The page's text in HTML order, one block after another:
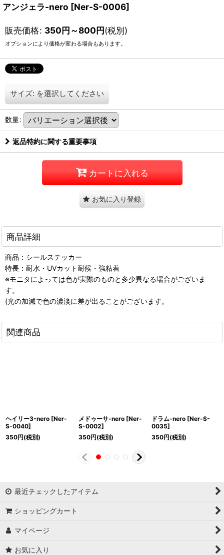
アンジェラ-nero [Ner-S-0006]
販売価格: 350円～800円(税別)
オプションにより価格が変わる場合もあります。
サイズ: を選択してください
数量:
返品特約に関する重要事項
カートに入れる
お気に入り登録
商品詳細
商品：シールステッカー
特長：耐水・UVカット耐候・強粘着
※モニタによっては色が実際のものと多少異なる場合がございま
す。
(光の加減で色の濃淡に差が出ることがございます。
関連商品
ヘイリー3-nero [Ner-
S-0040]
350円(税別)
メドゥーサ-nero [Ner-
S-0002]
350円(税別)
ドラム-nero [Ner-S-
0035]
350円(税別)
最近チェックしたアイテム
ショッピングカート
マイページ
お気に入り